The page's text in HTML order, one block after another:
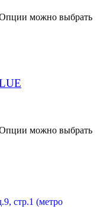
Опции можно выбрать
Опции можно выбрать
стр.1 (метро